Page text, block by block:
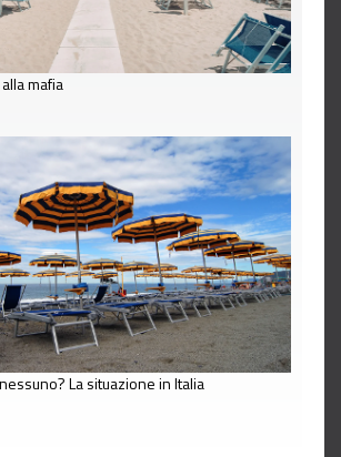
mafia
La situazione in Italia